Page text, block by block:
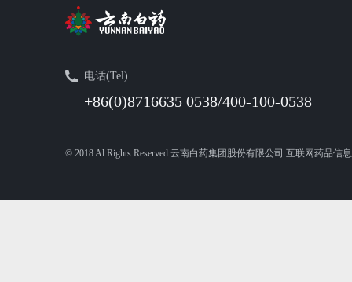
电话(Tel)
+86(0)8716635 0538/400-100-0538
© 2018 Al Rights Reserved 云南白药集团股份有限公司 互联网药品信